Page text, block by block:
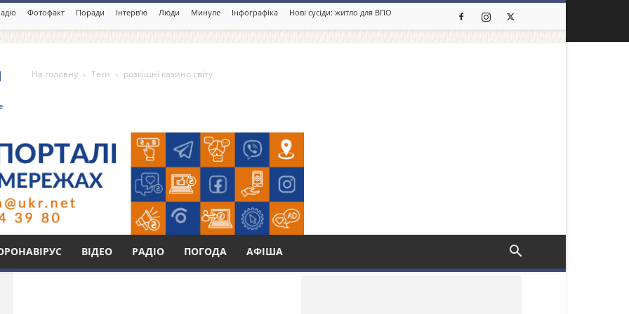
Фотофакт Поради Інтерв’ю Люди Минуле Інфографіка Нові сусіди: житло для ВПО
ВІДЕО РАДІО ПОГОДА АФІША
На головну Теги розкішні казино світу